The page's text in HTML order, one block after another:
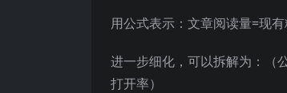
用公式表示：文章阅读量=现
进一步细化，可以拆解为：（
打开率）